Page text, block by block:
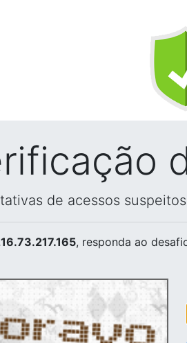
de acessos
, responda ao